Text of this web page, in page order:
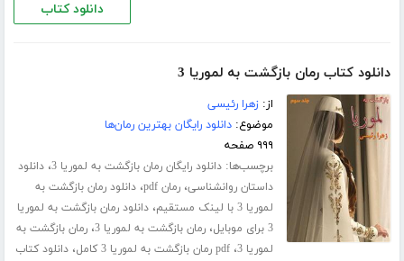
دانلود کتاب
دانلود کتاب رمان بازگشت به لموریا 3
از:زهرا رئیسی
موضوع:دانلود رایگان بهترین رمان‌ها
۹۹۹ صفحه
برچسب‌ها:دانلود رایگان رمان بازگشت به لموریا 3 ،دانلود
داستان روانشناسی،رمان pdf ،دانلود رمان بازگشت به
لموریا 3 با لینک مستقیم
،دانلود رمان بازگشت به لموریا
3 برای موبایل
،رمان بازگشت به لموریا 3 ،رمان بازگشت به
لموریا 3 ،pdf رمان بازگشت به لموریا 3 کامل ،دانلود کتاب